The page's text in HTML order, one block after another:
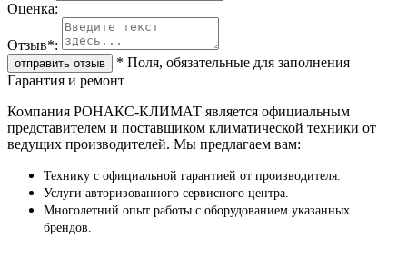
Oценка:
Отзыв*:
* Поля, обязательные для заполнения
Гарантия и ремонт
Компания РОНАКС-КЛИМАТ является официальным
представителем и поставщиком климатической техники от
ведущих производителей. Мы предлагаем вам:
Технику с официальной гарантией от производителя.
Услуги авторизованного сервисного центра.
Многолетний опыт работы с оборудованием указанных
брендов.